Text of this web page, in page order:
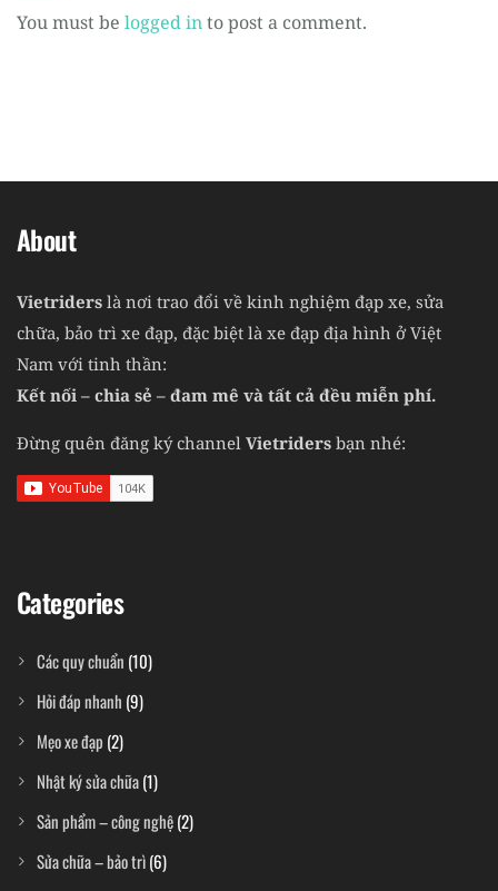
You must be logged into post a comment.
About
Vietriders là nơi trao đổi về kinh nghiệm đạp xe, sửa
chữa, bảo trì xe đạp, đặc biệt là xe đạp địa hình ở Việt
Nam với tinh thần:
Kết nối – chia sẻ – đam mê và tất cả đều miễn phí.
Đừng quên đăng ký channel Vietriders bạn nhé:
Categories
Các quy chuẩn (10)
Hỏi đáp nhanh (9)
Mẹo xe đạp (2)
Nhật ký sửa chữa(1)
Sản phẩm – công nghệ(2)
Sửa chữa – bảo trì(6)